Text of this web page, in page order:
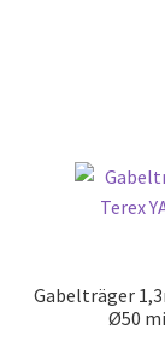
Gabelträger
Ø50